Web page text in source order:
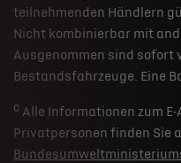
teilnehmenden Händlern
Nicht kombinierbar mit
Ausgenommen sind sofort
Bestandsfahrzeuge. Eine
c Alle Informationen zum
Privatpersonen finden Sie